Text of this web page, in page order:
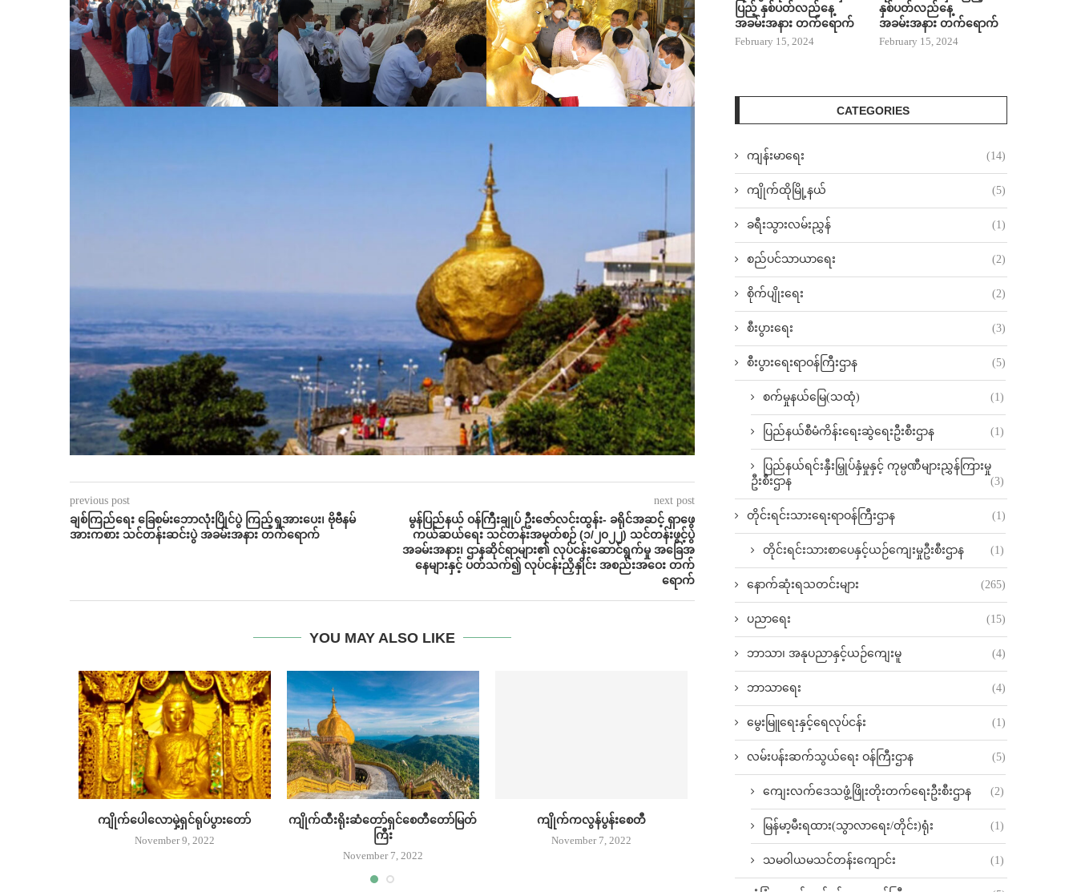
previous post
ချစ်ကြည်​ရေး ​ခြေစမ်း​ဘောလုံးပြိုင်ပွဲ ကြည့်ရှုအား​ပေး၊ ဗိုဗီနမ်
အားကစား သင်တန်းဆင်းပွဲ အခမ်းအနား တက်​ရောက်
next post
မွန်ပြည်နယ် ဝန်ကြီးချုပ် ဦး​ဇော်လင်းထွန်း- ခရိုင်အဆင့် ရှာဖွေ
ကယ်ဆယ်ရေး သင်တန်းအမှတ်စဉ် (၁/၂၀၂၂) သင်တန်းဖွင့်ပွဲ
အခမ်းအနား၊ ဌာနဆိုင်ရာများ၏ လုပ်ငန်း​ဆောင်ရွက်​မှု အ​ခြေအ​
နေများနှင့် ပတ်သက်၍ လုပ်ငန်းညှိနှိုင်း အစည်းအ​ဝေး တက်​
ရောက်
YOU MAY ALSO LIKE
ကျိုက်ပေါလောမှဲ့ရှင်ရုပ်ပွားတော်
November 9, 2022
ကျိုက်ထီးရိုးဆံတော်ရှင်စေတီတော်မြတ်
ကြီး
November 7, 2022
ကျိုက်ကလွန်ပွန်းစေတီ
November 7, 2022
ထိုင်တော်မူ ဂေါတမဗုဒ္ဓ ရုပ်ပွားတော်
ဘုရားကြီး
November 7, 2022
ကျိုက်ပေါလောမှဲ့ရှင်ရုပ်ပွားတ
ပြည့် နှစ်ပတ်လည်နေ့
အခမ်းအနား တက်ရောက်
February 15, 2024
နှစ်ပတ်လည်နေ့
အခမ်းအနား တက်ရောက်
February 15, 2024
CATEGORIES
ကျန်းမာရေး (14)
ကျိုက်ထိုမြို့နယ် (5)
ခရီးသွားလမ်းညွှန် (1)
စည်ပင်သာယာရေး (2)
စိုက်ပျိုးရေး (2)
စီးပွားရေး (3)
စီးပွားရေးရာဝန်ကြီးဌာန (5)
စက်မှုနယ်မြေ(သထုံ) (1)
ပြည်နယ်စီမံကိန်းရေးဆွဲရေးဦးစီးဌာန (1)
ပြည်နယ်ရင်းနှီးမြှုပ်နှံမှုနှင့် ကုမ္ပဏီများညွှန်ကြားမှု
ဦးစီးဌာန
(3)
တိုင်းရင်းသားရေးရာဝန်ကြီးဌာန (1)
တိုင်းရင်းသားစာပေနှင့်ယဉ်ကျေးမှုဦးစီးဌာန (1)
နောက်ဆုံးရသတင်းများ (265)
ပညာရေး (15)
ဘာသာ၊ အနုပညာနှင့်ယဉ်ကျေးမူ (4)
ဘာသာရေး (4)
မွေးမြူရေးနှင့်ရေလုပ်ငန်း (1)
လမ်းပန်းဆက်သွယ်‌ရေး ဝန်ကြီးဌာန (5)
ကျေးလက်ဒေသဖွံ့ဖြိုးတိုးတက်ရေးဦးစီးဌာန (2)
မြန်မာ့မီးရထား(သွာလာရေး/တိုင်း)ရုံး (1)
သမဝါယမသင်တန်းကျောင်း (1)